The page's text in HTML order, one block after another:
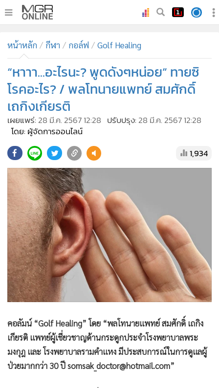
ทันเหตุการณ์
• ภาคใต้
•
Online Section
• บันเทิง
ผู้จัดการรายวัน
• ละคร
•
CbizReview
Cyber BIZ
• ผู้จัดกวน
Good health & Well-being
• Green Innovation & SD
Management & HR
• MGR Live
• Infographic
• การเมือง
• กีฬา
• ต่างประเทศ
• Special Scoop
• เศรษฐกิจ-ธุรกิจ
หน้าหลัก กีฬา กอล์ฟ Golf Healing
“หาาา...อะไรนะ? พูดดังๆหน่อย” ทายซิ
โรคอะไร? / พลโทนายแพทย์ สมศักดิ์
เถกิงเกียรติ
เผยแพร่: 28 มี.ค. 2567 12:28 ปรับปรุง: 28 มี.ค. 2567 12:28
โดย: ผู้จัดการออนไลน์
1,934
คอลัมน์ “Golf Healing” โดย “พลโทนายแพทย์ สมศักดิ์ เถกิง
เกียรติ แพทย์ผู้เชี่ยวชาญด้านกระดูกประจำโรงพยาบาลพระ
มงกุฎ และ โรงพยาบาลรามคำแหง มีประสบการณ์ในการดูแลผู้
ป่วยมากกว่า 30 ปี somsak_doctor@hotmail.com”